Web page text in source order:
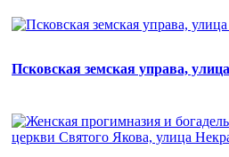
Псковская земская управа,